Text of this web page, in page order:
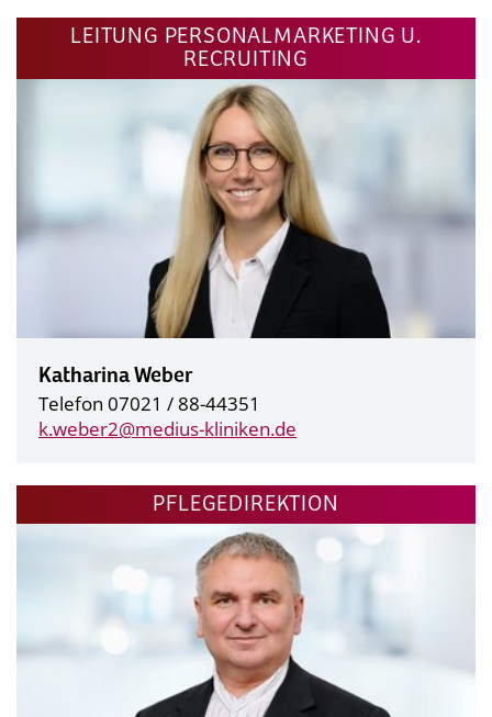
LEITUNG PERSONALMARKETING U.
RECRUITING
Katharina Weber
Telefon 07021 / 88-44351
k.weber2@medius-kliniken.de
PFLEGEDIREKTION